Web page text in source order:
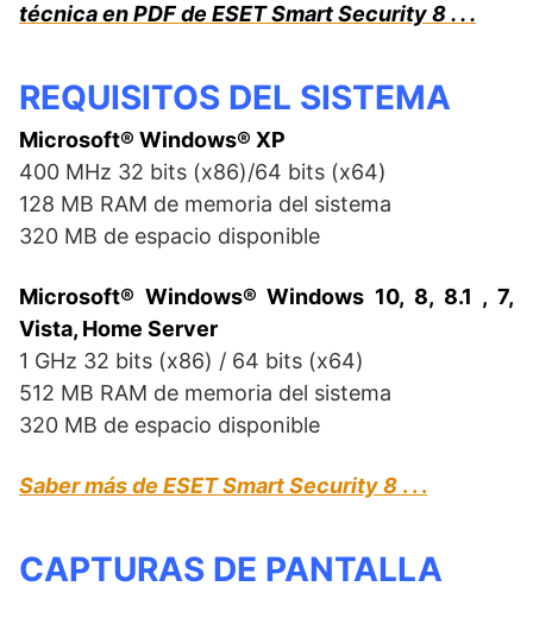
técnica en PDF de ESET Smart Security 8 . . .
REQUISITOS DEL SISTEMA
Microsoft® Windows® XP
400 MHz 32 bits (x86)/64 bits (x64)
128 MB RAM de memoria del sistema
320 MB de espacio disponible
Microsoft® Windows® Windows 10, 8, 8.1 , 7,
Vista, Home Server
1 GHz 32 bits (x86) / 64 bits (x64)
512 MB RAM de memoria del sistema
320 MB de espacio disponible
Saber más de ESET Smart Security 8 . . .
CAPTURAS DE PANTALLA